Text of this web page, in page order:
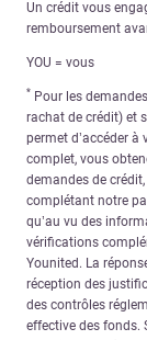
Un crédit vous
remboursement
YOU = vous
* Pour les
rachat de crédit) et
permet d’accéder
complet, vous
demandes de
complétant notre
qu’au vu des
vérifications
Younited. La
réception des
des contrôles
effective des fonds.